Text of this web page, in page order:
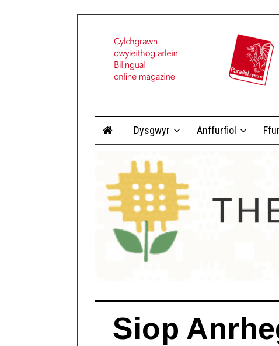
Dysgwyr Anffurfiol
Siop